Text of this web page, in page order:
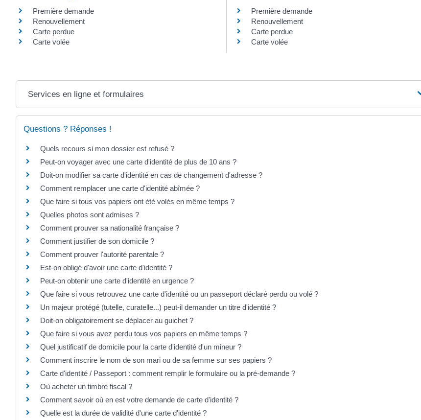
Première demande
Renouvellement
Carte perdue
Carte volée
Première demande
Renouvellement
Carte perdue
Carte volée
Services en ligne et formulaires
Questions ? Réponses !
Quels recours si mon dossier est refusé ?
Peut-on voyager avec une carte d'identité de plus de 10 ans ?
Doit-on modifier sa carte d'identité en cas de changement d'adresse ?
Comment remplacer une carte d'identité abîmée ?
Que faire si tous vos papiers ont été volés en même temps ?
Quelles photos sont admises ?
Comment prouver sa nationalité française ?
Comment justifier de son domicile ?
Comment prouver l'autorité parentale ?
Est-on obligé d'avoir une carte d'identité ?
Peut-on obtenir une carte d'identité en urgence ?
Que faire si vous retrouvez une carte d'identité ou un passeport déclaré perdu ou volé ?
Un majeur protégé (tutelle, curatelle...) peut-il demander un titre d'identité ?
Doit-on obligatoirement se déplacer au guichet ?
Que faire si vous avez perdu tous vos papiers en même temps ?
Quel justificatif de domicile pour la carte d'identité d'un mineur ?
Comment inscrire le nom de son mari ou de sa femme sur ses papiers ?
Carte d'identité / Passeport : comment remplir le formulaire ou la pré-demande ?
Où acheter un timbre fiscal ?
Comment savoir où en est votre demande de carte d'identité ?
Quelle est la durée de validité d'une carte d'identité ?